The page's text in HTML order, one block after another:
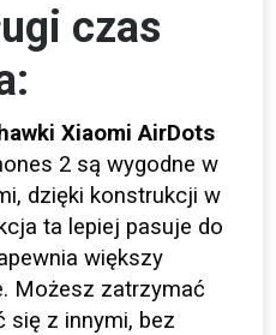
czas
Xiaomi AirDots
2 są wygodne w
dzięki konstrukcji w
ta lepiej pasuje do
większy
Możesz zatrzymać
się z innymi, bez